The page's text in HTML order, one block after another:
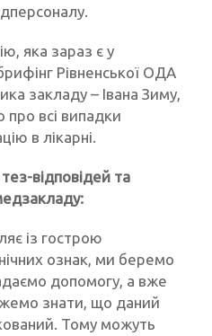
яка зараз є у
Рівненської ОДА
закладу – Івана Зиму,
про всі випадки
в лікарні.
відповідей та
із гострою
ознак, ми беремо
допомогу, а вже
знати, що даний
Тому можуть